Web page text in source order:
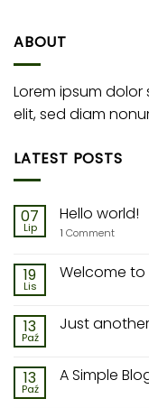
ABOUT
Lorem ipsum
elit, sed diam
LATEST POSTS
07
Lip
Hello world!
1 Comment
19
Lis
Welcome to
13
Paź
Just
13
Paź
A Simple